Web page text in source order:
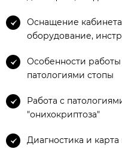
Оснащение
оборудование,
Особенности
патологиями стопы
Работа с
"онихокриптоза"
Диагностика и карта